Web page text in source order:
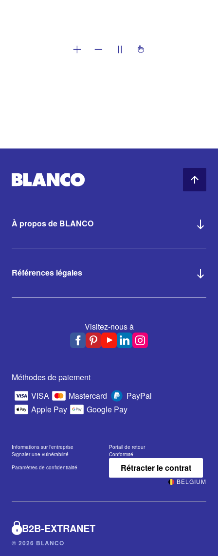
À propos de BLANCO
Références légales
Visitez-nous à
Méthodes de paiement
VISA
Mastercard
PayPal
Apple Pay
Google Pay
Informations sur l'entreprise
Portail de retour
Signaler une vulnérabilité
Conformité
Paramètres de confidentialité
Rétracter le contrat
BELGIUM
B2B-EXTRANET
© 2026 BLANCO